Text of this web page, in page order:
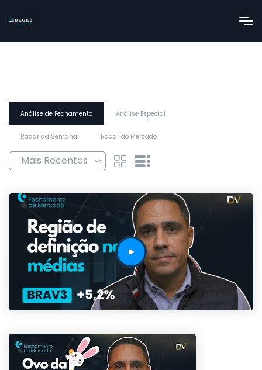
Análise de Fechamento Análise Especial
Radar da Semana Radar do Mercado